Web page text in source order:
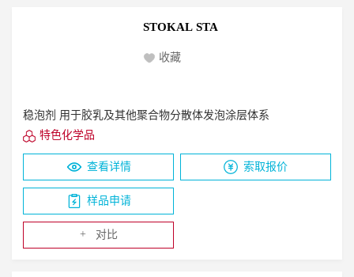
STOKAL STA
收藏
稳泡剂 用于胶乳及其他聚合物分散体发泡涂层体系
特色化学品
查看详情 索取报价
样品申请
+ 对比